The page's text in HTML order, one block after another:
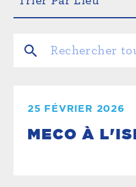
25 FÉVRIER 2026
MECO À